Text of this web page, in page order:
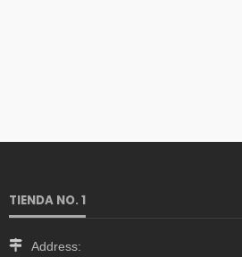
TIENDA NO. 1
Address: